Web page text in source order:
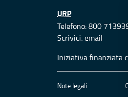
URP
Telefono: 800
Scrivici:email
Iniziativa finanziata
Note legali